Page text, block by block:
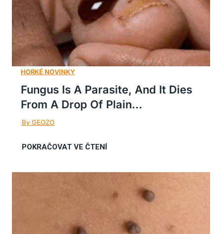
Fungus Is A Parasite, And It Dies
From A Drop Of Plain...